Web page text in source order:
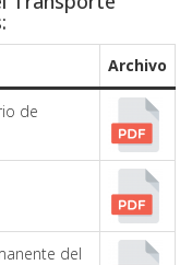
Archivo
de
del